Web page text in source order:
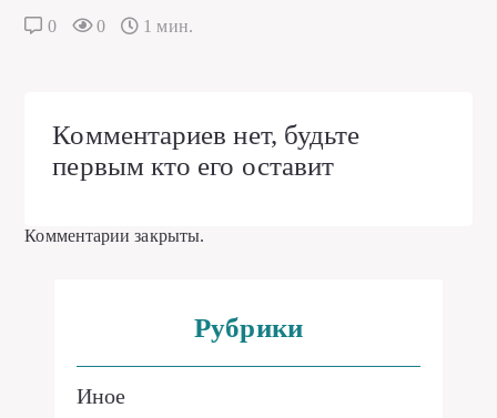
0 0 1 мин.
Комментариев нет, будьте
первым кто его оставит
Комментарии закрыты.
Рубрики
Иное